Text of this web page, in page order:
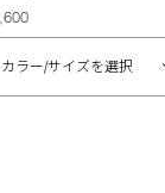
カラー/サイズを選択